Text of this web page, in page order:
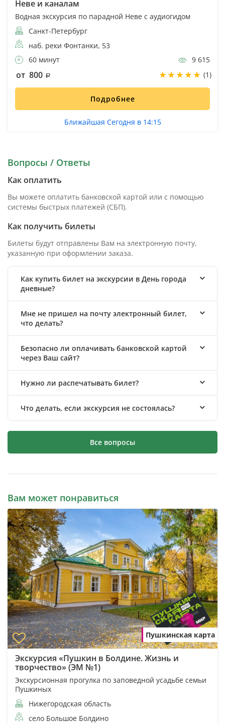
Неве и каналам
Водная экскурсия по парадной Неве с аудиогидом
Санкт-Петербург
наб. реки Фонтанки, 53
60 минут
9 615
от 800 (1)
Подробнее
Ближайшая Сегодня в 14:15
Вопросы / Ответы
Как оплатить
Вы можете оплатить банковской картой или с помощью
системы быстрых платежей (СБП).
Как получить билеты
Билеты будут отправлены Вам на электронную почту,
указанную при оформлении заказа.
Как купить билет на экскурсии в День города
дневные?
Мне не пришел на почту электронный билет,
что делать?
Безопасно ли оплачивать банковской картой
через Ваш сайт?
Нужно ли распечатывать билет?
Что делать, если экскурсия не состоялась?
Все вопросы
Вам может понравиться
Пушкинская карта
Экскурсия «Пушкин в Болдине. Жизнь и
творчество» (ЭМ №1)
Экскурсионная прогулка по заповедной усадьбе семьи
Пушкиных
Нижегородская область
село Большое Болдино